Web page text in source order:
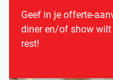
Geef in je offerte-
diner en/of show wilt
rest!